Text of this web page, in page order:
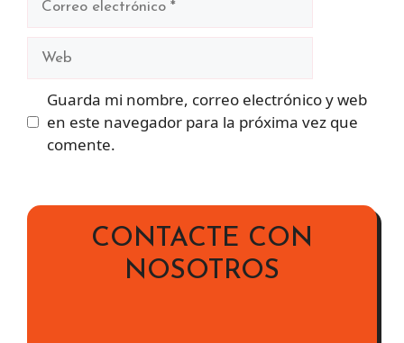
Guarda mi nombre, correo electrónico y web
en este navegador para la próxima vez que
comente.
CONTACTE CON
NOSOTROS